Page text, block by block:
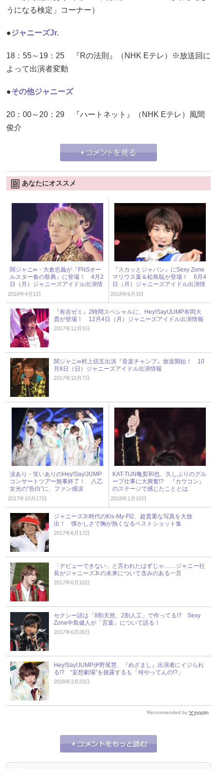
うになる検定」コーナー）
●ジャニーズJr.
18：55～19：25 『Rの法則』（NHK Eテレ）※放送回に
よって出演者変動
●その他ジャニーズ
20：00～20：29 『ハートネット』（NHK Eテレ）風間
俊介
あなたにオススメ
関ジャニ∞・大倉忠義が『FNSオー
ルスター春の祭典』に登場！ 4月2
日（月）ジャニーズアイドル出演情
報
2018年4月1日
『スカッとジャパン』にSexy Zone
マリウス葉＆松島聡が登場！ 6月4
日（月）ジャニーズアイドル出演情
報
2018年6月3日
『有吉ゼミ』2時間スペシャルに、Hey!Say!JUMP有岡大
貴が登場！ 12月4日（月）ジャニーズアイドル出演情報
2017年12月3日
関ジャニ∞村上信五出演『音楽チャンプ』放送開始！ 10
月8日（日）ジャニーズアイドル出演情報
2017年10月7日
涙あり・笑いありのHey!Say!JUMP
コンサートツアー無事終了！ 八乙
女光の“告白”に、ファン感涙
2017年10月17日
KAT-TUN亀梨和也、久しぶりのグル
ープ仕事に大興奮!? 『カウコン』
のステージで感じたこととは
2018年1月10日
ジャニーズJr.時代のKis-My-Ft2、超貴重な写真を大放
出！ 懐かしさで胸が熱くなるベストショット集
2017年6月17日
「デビューできない」と言われたはずじゃ……ジャニー社
長がジャニーズJr.の未来について含みのある一言
2017年6月10日
セクシー語は「8割天然、2割人工」で作ってる!? Sexy
Zone中島健人が「言葉」について語る！
2017年6月26日
Hey!Say!JUMP伊野尾慧、『めざまし』出演者にイジられ
る!? “妄想劇場”を披露するも「何やってんの!?」
2018年3月23日
Recommended by